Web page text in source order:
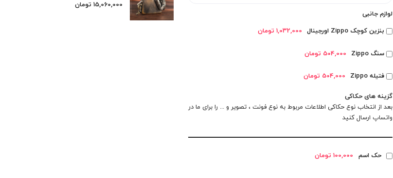
لوازم جانبی
بنزین کوچک Zippo اورجینال
1,032,000 تومان
سنگ Zippo 504,000 تومان
فتیله Zippo 504,000 تومان
گزینه های حکاکی
بعد از انتخاب نوع حکاکی اطلاعات مربوط به نوع فونت ، تصویر و ... را برای ما در
واتساپ ارسال کنید
حک اسم 100,000 تومان
15,060,000 تومان